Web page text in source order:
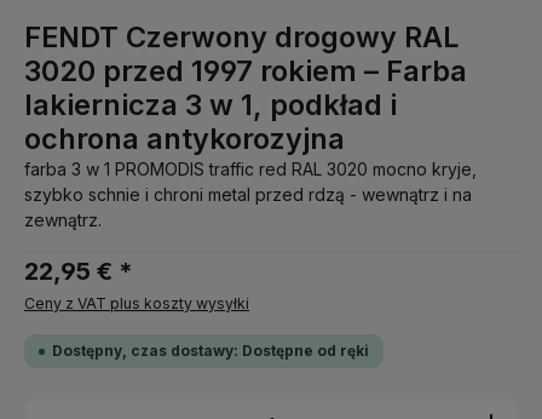
FENDT Czerwony drogowy RAL
3020 przed 1997 rokiem – Farba
lakiernicza 3 w 1, podkład i
ochrona antykorozyjna
farba 3 w 1 PROMODIS traffic red RAL 3020 mocno kryje,
szybko schnie i chroni metal przed rdzą - wewnątrz i na
zewnątrz.
22,95 € *
Ceny z VAT plus koszty wysyłki
Dostępny, czas dostawy: Dostępne od ręki
Ilość produktu: Wprowadź żądaną ilość lub użyj